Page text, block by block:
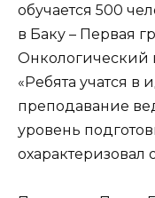
обучается 500
в Баку – Первая
Онкологический
«Ребята учатся в
преподавание
уровень